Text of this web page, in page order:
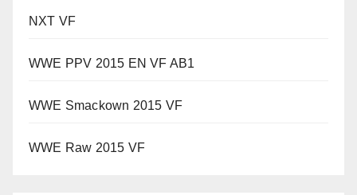
NXT VF
WWE PPV 2015 EN VF AB1
WWE Smackown 2015 VF
WWE Raw 2015 VF